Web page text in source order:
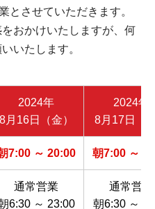
とさせていただきます。
おかけいたしますが、何
いたします。
2024年
8月16日（金）
2024年
8月17日（
7:00 ～ 20:00 朝7:00 ～
通常営業
6:30 ～ 23:00
通常営業
朝6:30 ～